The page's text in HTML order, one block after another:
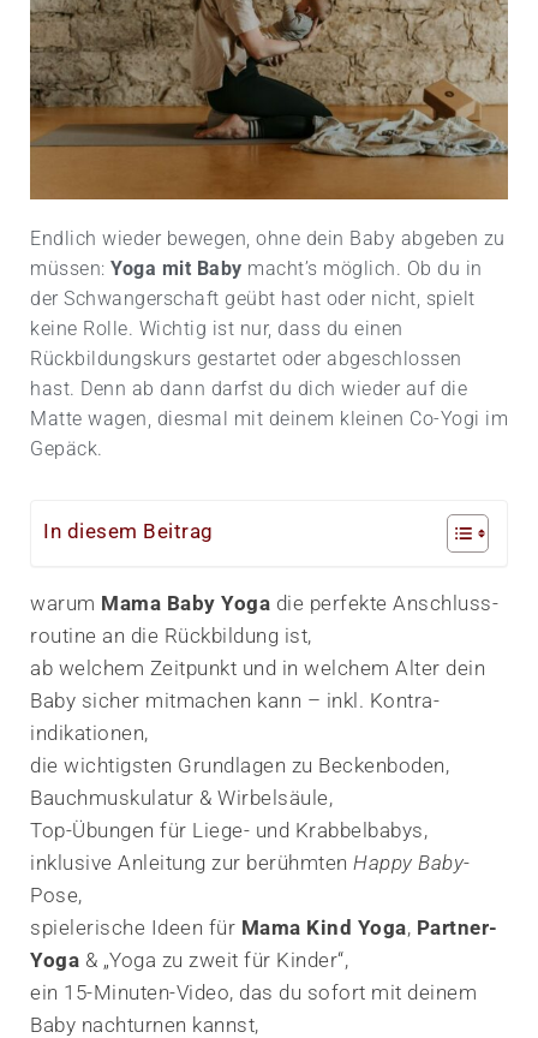
Endlich wieder bewegen, ohne dein Baby abgeben zu
müssen: Yoga mit Baby macht’s möglich. Ob du in
der Schwangerschaft geübt hast oder nicht, spielt
keine Rolle. Wichtig ist nur, dass du einen
Rückbildungs­kurs gestartet oder abgeschlossen
hast. Denn ab dann darfst du dich wieder auf die
Matte wagen, diesmal mit deinem kleinen Co-Yogi im
Gepäck.
In diesem Beitrag
warum Mama Baby Yoga die perfekte Anschluss­
routine an die Rückbildung ist,
ab welchem Zeitpunkt und in welchem Alter dein
Baby sicher mitmachen kann – inkl. Kontra­
indikationen,
die wichtigsten Grundlagen zu Beckenboden,
Bauch­muskulatur & Wirbelsäule,
Top-Übungen für Liege- und Krabbel­babys,
inklusive Anleitung zur berühmten Happy Baby-
Pose,
spielerische Ideen für Mama Kind Yoga, Partner-
Yoga & „Yoga zu zweit für Kinder“,
ein 15-Minuten-Video, das du sofort mit deinem
Baby nachturnen kannst,